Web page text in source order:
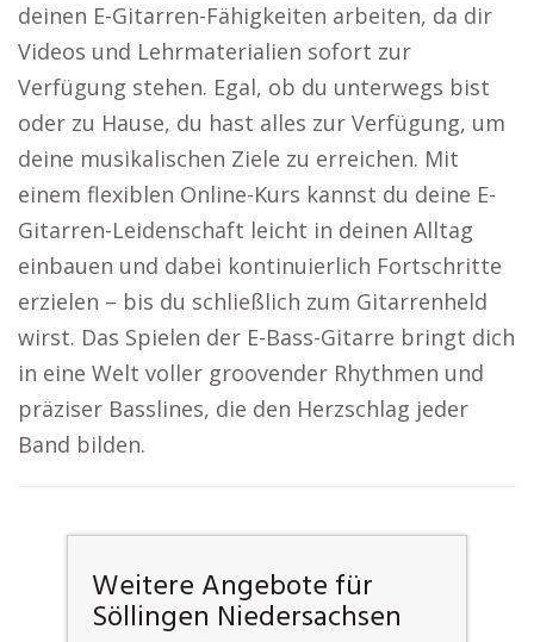
deinen E-Gitarren-Fähigkeiten arbeiten, da dir
Videos und Lehrmaterialien sofort zur
Verfügung stehen. Egal, ob du unterwegs bist
oder zu Hause, du hast alles zur Verfügung, um
deine musikalischen Ziele zu erreichen. Mit
einem flexiblen Online-Kurs kannst du deine E-
Gitarren-Leidenschaft leicht in deinen Alltag
einbauen und dabei kontinuierlich Fortschritte
erzielen – bis du schließlich zum Gitarrenheld
wirst. Das Spielen der E-Bass-Gitarre bringt dich
in eine Welt voller groovender Rhythmen und
präziser Basslines, die den Herzschlag jeder
Band bilden.
Weitere Angebote für
Söllingen Niedersachsen